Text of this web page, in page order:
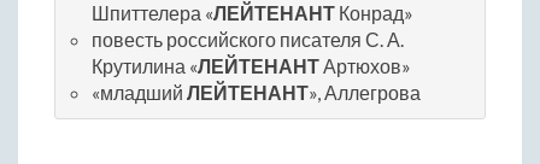
Шпиттелера «ЛЕЙТЕНАНТ Конрад»
повесть российского писателя С. А.
Крутилина «ЛЕЙТЕНАНТАртюхов»
«младший ЛЕЙТЕНАНТ», Аллегрова